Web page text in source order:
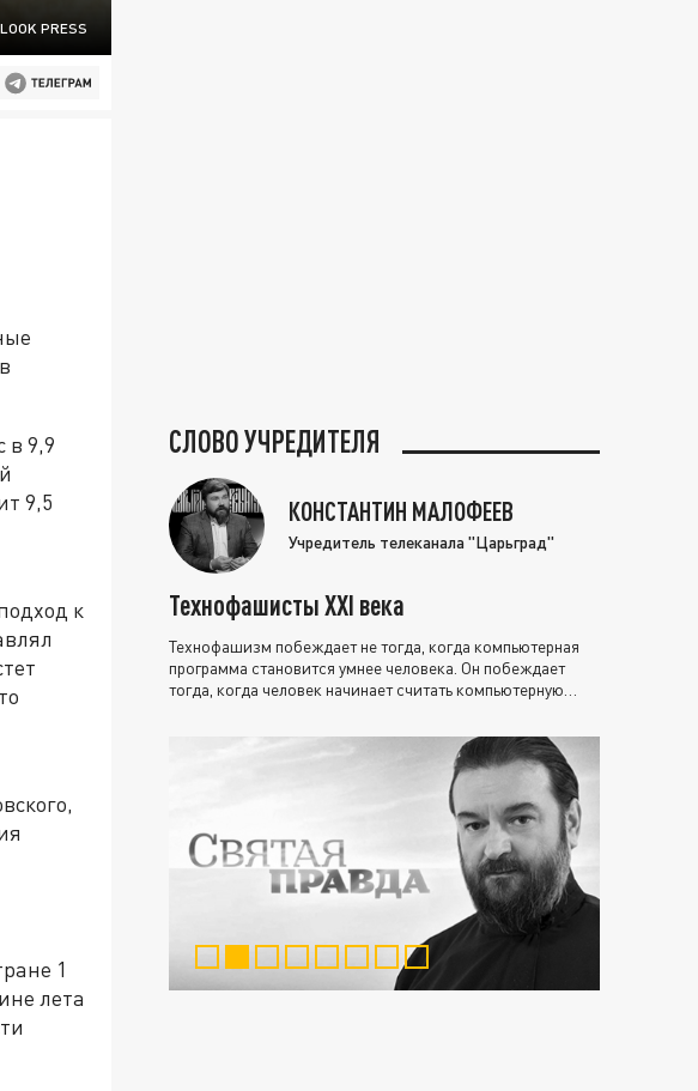
PRESS
в 9,9
9,5
к
1
лета
СЛОВО УЧРЕДИТЕЛЯ
КОНСТАНТИН МАЛОФЕЕВ
Учредитель телеканала "Царьград"
Технофашисты XXI века
Технофашизм побеждает не тогда, когда компьютерная
программа становится умнее человека. Он побеждает
тогда, когда человек начинает считать компьютерную